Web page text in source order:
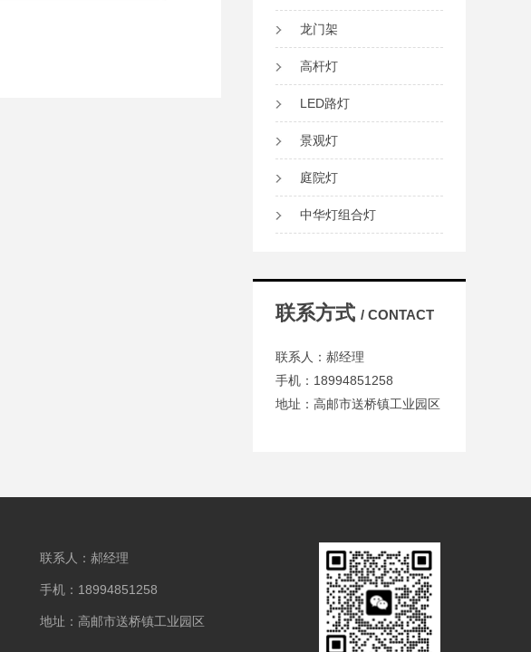
龙门架
高杆灯
LED路灯
景观灯
庭院灯
中华灯组合灯
联系方式 / CONTACT
联系人：郝经理
手机：18994851258
地址：高邮市送桥镇工业园区
联系人：郝经理
手机：18994851258
地址：高邮市送桥镇工业园区